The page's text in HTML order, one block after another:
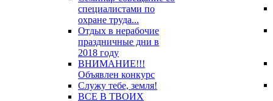
специалистами по
охране труда...
Отдых в нерабочие
праздничные дни в
2018 году
ВНИМАНИЕ!!!
Объявлен конкурс
Служу тебе, земля!
ВСЕ В ТВОИХ